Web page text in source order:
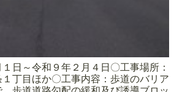
日～令和９年２月４日〇工事場所：
丁目ほか〇工事内容：歩道のバリア